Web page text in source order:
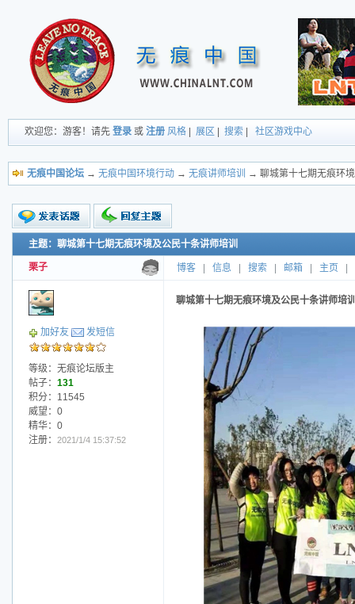
欢迎您：游客！请先 登录 或 注册 风格 展区 搜索 社区游戏中心
无痕中国论坛 → 无痕中国环境行动 → 无痕讲师培训 → 聊城第十七期无痕环
新的主题
投票帖
交易帖
小字报
主题：聊城第十七期无痕环境及公民十条讲师培训
栗子 博客 信息 搜索 邮箱 主页
加好友 发短信
等级：无痕论坛版主
帖子： 131
积分：11545
威望：0
精华：0
注册： 2021/1/4 15:37:52
聊城第十七期无痕环境及公民十条讲师培